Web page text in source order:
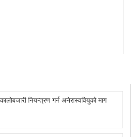
नियन्त्रण गर्न अनेरास्ववियुको माग